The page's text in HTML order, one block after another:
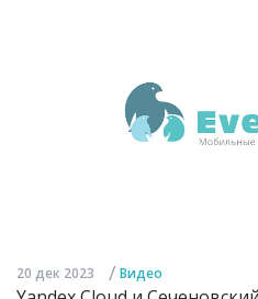
20 дек 2023 / Видео